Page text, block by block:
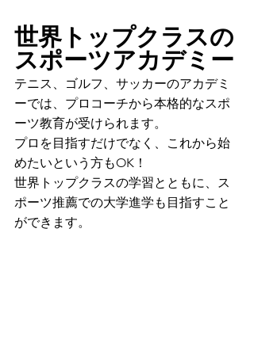
世界トップクラスの
スポーツアカデミー
テニス、ゴルフ、サッカーのアカデミ
ーでは、プロコーチから本格的なスポ
ーツ教育が受けられます。
プロを目指すだけでなく、これから始
めたいという方もOK！
世界トップクラスの学習とともに、ス
ポーツ推薦での大学進学も目指すこと
ができます。